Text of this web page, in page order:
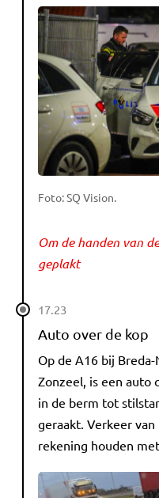
Foto: SQ Vision.
Om de handen van
geplakt
17.23
Auto over de kop
Op de A16 bij
Zonzeel, is een auto
in de berm tot
geraakt. Verkeer
rekening houden